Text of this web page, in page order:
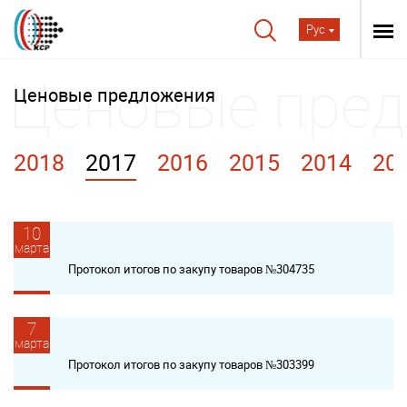
Рус
Ценовые предложения
2018 2017 2016 2015 2014
10
марта
Протокол итогов по закупу товаров №304735
7
марта
Протокол итогов по закупу товаров №303399